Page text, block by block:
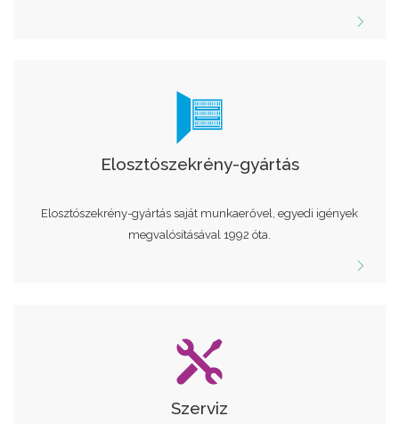
Elosztószekrény-gyártás
Elosztószekrény-gyártás saját munkaerővel, egyedi igények
megvalósításával 1992 óta.
Szerviz